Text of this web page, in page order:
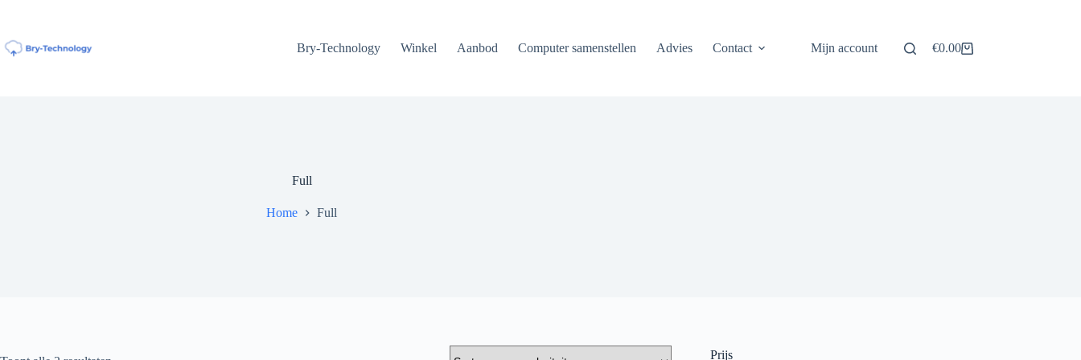
inhoud
Bry-Technology Winkel Aanbod Computer samenstellen Advies Contact Mijn account Winkelwagen
€0.00
Full
Home Full
Prijs